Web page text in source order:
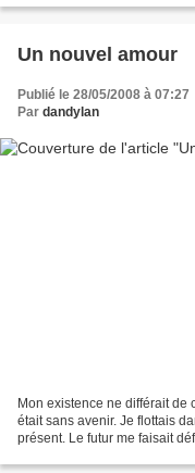
Un nouvel amour
Publié le 28/05/2008 à 07:27
Par dandylan
Mon existence ne différait de
était sans avenir. Je flottais
présent. Le futur me faisait